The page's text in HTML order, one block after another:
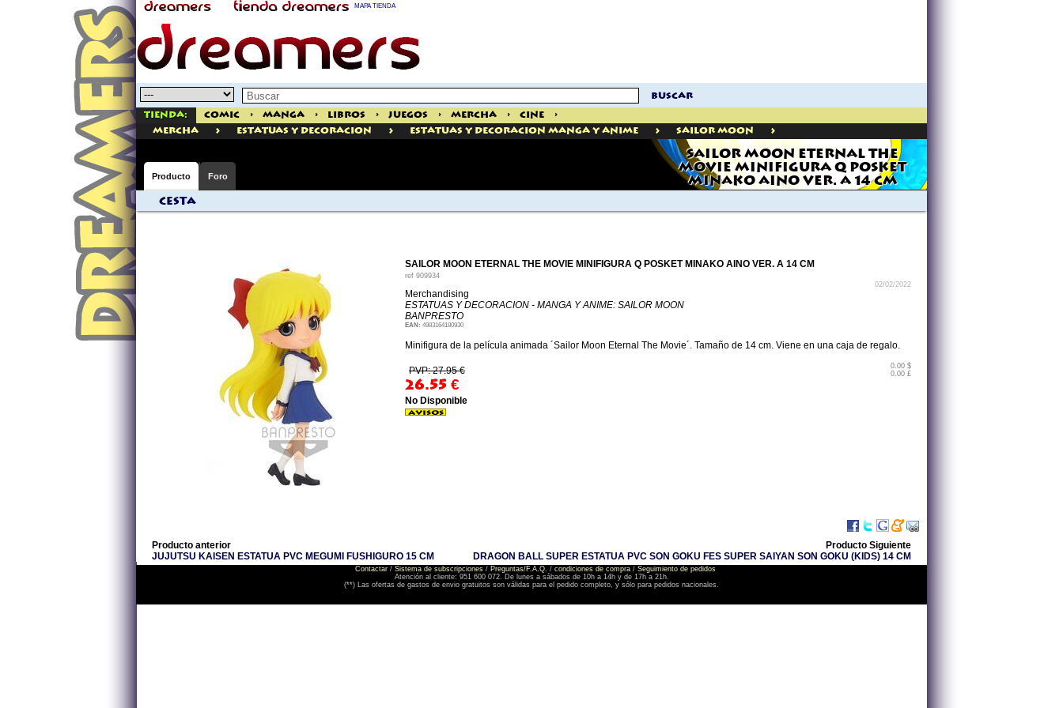
MAPA TIENDA
buscar
Tienda: Comic > Manga > Libros > Juegos > Mercha > Cine
>
mercha
> ESTATUAS Y DECORACION > Estatuas Y Decoracion Manga Y Anime > Sailor Moon >
SAILOR MOON ETERNAL THE
MOVIE MINIFIGURA Q POSKET
MINAKO AINO VER. A 14 CM
Producto Foro
Cesta
SAILOR MOON ETERNAL THE MOVIE MINIFIGURA Q POSKET MINAKO AINO VER. A 14 CM
ref 909934
02/02/2022
Merchandising
ESTATUAS Y DECORACION - MANGA Y ANIME: SAILOR MOON
BANPRESTO
EAN: 4983164180930
Minifigura de la película animada ´Sailor Moon Eternal The Movie´. Tamaño de 14 cm. Viene en una caja de regalo.
PVP: 27.95 €
26.55 €
0.00 $
0.00 £
No Disponible
Producto anterior
JUJUTSU KAISEN ESTATUA PVC MEGUMI FUSHIGURO 15 CM
Producto Siguiente
DRAGON BALL SUPER ESTATUA PVC SON GOKU FES SUPER SAIYAN SON GOKU (KIDS) 14 CM
Contactar / Sistema de subscripciones / Preguntas/F.A.Q. / condiciones de compra / Seguimiento de pedidos
Atención al cliente: 951 600 072. De lunes a sábados de 10h a 14h y de 17h a 21h.
(**) Las ofertas de gastos de envio gratuitos son válidas para el pedido completo, y sólo para pedidos nacionales.